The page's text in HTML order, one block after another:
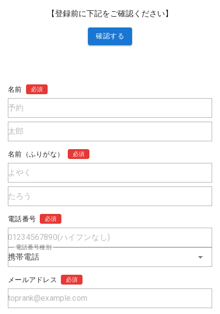
【登録前に下記をご確認ください】
確認する
名前 必須
名前（ふりがな） 必須
電話番号 必須
携帯電話
電話番号種別
メールアドレス 必須